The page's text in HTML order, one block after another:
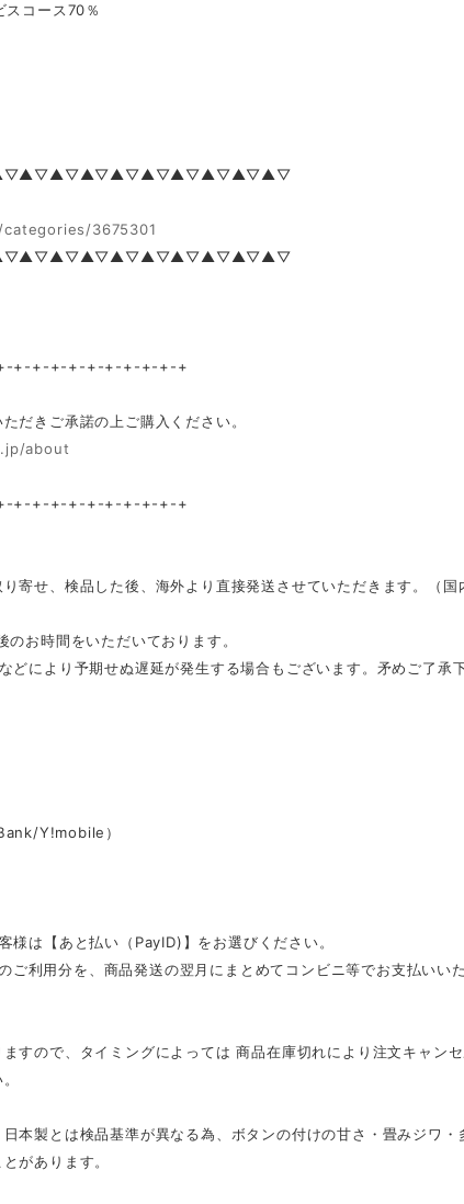
コース70％
3675301
+-+-+-+-+-+-+-+-+-+
だきご承諾の上ご購入ください。
about
+-+-+-+-+-+-+-+-+-+
寄せ、検品した後、海外より直接発送させていただきます。（
のお時間をいただいております。
どにより予期せぬ遅延が発生する場合もございます。矛めご了承下
Y!mobile）
様は【あと払い（PayID)】をお選びください。
ご利用分を、商品発送の翌月にまとめてコンビニ等でお支払いい
ますので、タイミングによっては 商品在庫切れにより注文キャン
本製とは検品基準が異なる為、ボタンの付けの甘さ・畳みジワ
があります。